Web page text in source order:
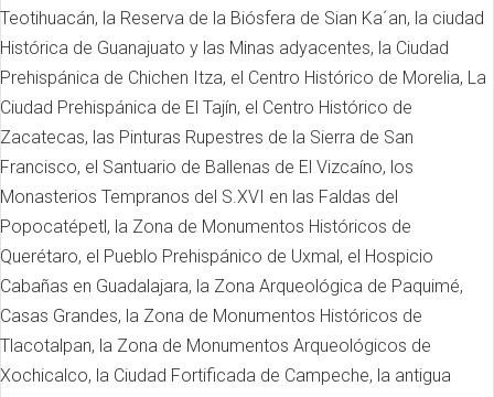
Teotihuacán, la Reserva de la Biósfera de Sian Ka´an, la ciudad
Histórica de Guanajuato y las Minas adyacentes, la Ciudad
Prehispánica de Chichen Itza, el Centro Histórico de Morelia, La
Ciudad Prehispánica de El Tajín, el Centro Histórico de
Zacatecas, las Pinturas Rupestres de la Sierra de San
Francisco, el Santuario de Ballenas de El Vizcaíno, los
Monasterios Tempranos del S.XVI en las Faldas del
Popocatépetl, la Zona de Monumentos Históricos de
Querétaro, el Pueblo Prehispánico de Uxmal, el Hospicio
Cabañas en Guadalajara, la Zona Arqueológica de Paquimé,
Casas Grandes, la Zona de Monumentos Históricos de
Tlacotalpan, la Zona de Monumentos Arqueológicos de
Xochicalco, la Ciudad Fortificada de Campeche, la antigua